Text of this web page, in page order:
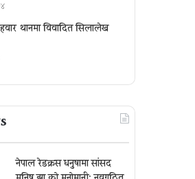
थानमा विवादित सिलालेख
नेपाल रेडक्रस धनुषामा सांसद